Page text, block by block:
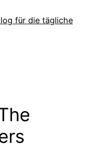
für die tägliche